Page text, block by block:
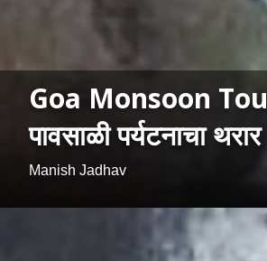
Goa Monsoon
पावसाळी पर्यटनाचा थरार
Manish Jadhav